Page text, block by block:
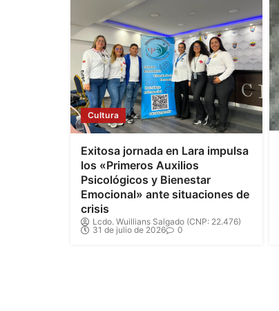
Cultura
Exitosa jornada en Lara impulsa
los «Primeros Auxilios
Psicológicos y Bienestar
Emocional» ante situaciones de
crisis
Lcdo. Wuillians Salgado (CNP: 22.476)
31 de julio de 2026
0